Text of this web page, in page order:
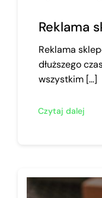
Reklama
Reklama
dłuższego
wszystkim [...]
Czytaj dalej